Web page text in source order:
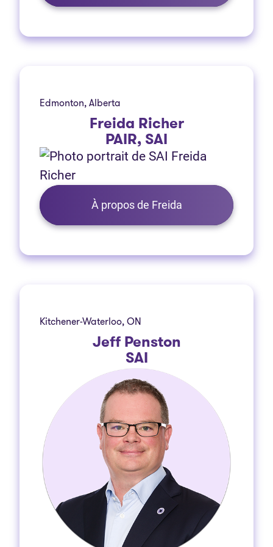
Edmonton, Alberta
Freida Richer
PAIR, SAI
À propos de Freida
Kitchener-Waterloo, ON
Jeff Penston
SAI